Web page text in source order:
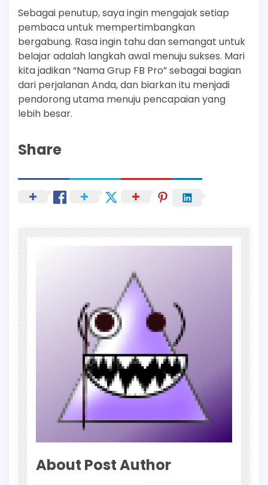
Sebagai penutup, saya ingin mengajak setiap
pembaca untuk mempertimbangkan
bergabung. Rasa ingin tahu dan semangat untuk
belajar adalah langkah awal menuju sukses. Mari
kita jadikan “Nama Grup FB Pro” sebagai bagian
dari perjalanan Anda, dan biarkan itu menjadi
pendorong utama menuju pencapaian yang
lebih besar.
Share
About Post Author